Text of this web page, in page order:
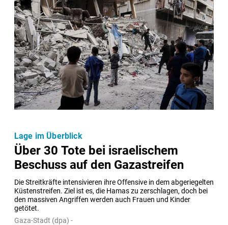
Über 30 Tote bei israelischem
Beschuss auf den Gazastreifen
Die Streitkräfte intensivieren ihre Offensive in dem abgeriegelten
Küstenstreifen. Ziel ist es, die Hamas zu zerschlagen, doch bei
den massiven Angriffen werden auch Frauen und Kinder
getötet.
Lage im Überblick
Gaza-Stadt (dpa) -